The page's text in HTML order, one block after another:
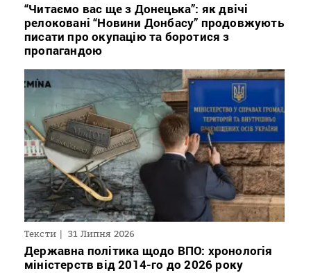
“Читаємо вас ще з Донецька”: як двічі
релоковані “Новини Донбасу” продовжують
писати про окупацію та боротися з
пропагандою
Тексти 31 Липня 2026
Державна політика щодо ВПО: хронологія
міністерств від 2014-го до 2026 року